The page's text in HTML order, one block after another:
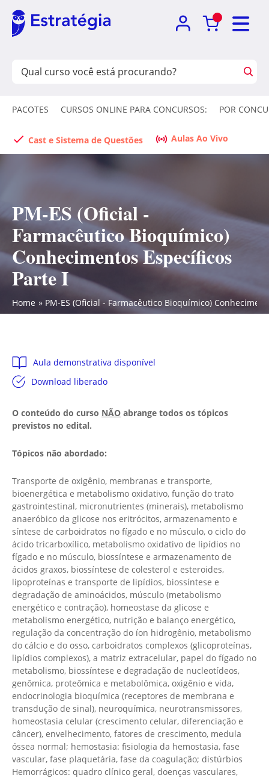
PACOTES CURSOS ONLINE PARA CONCURSOS: POR
Cast e Sistema de Questões Aulas Ao Vivo
PM-ES (Oficial -
Farmacêutico Bioquímico)
Conhecimentos Específicos
Parte I
Home PM-ES (Oficial - Farmacêutico Bioquímico)
Aula demonstrativa disponível
Download liberado
O conteúdo do curso NÃO abrange todos os tópicos
previstos no edital.
Tópicos não abordado:
Transporte de oxigênio, membranas e transporte,
bioenergética e metabolismo oxidativo, função do trato
gastrointestinal, micronutrientes (minerais), metabolismo
anaeróbico da glicose nos eritrócitos, armazenamento e
síntese de carboidratos no fígado e no músculo, o ciclo do
ácido tricarboxílico, metabolismo oxidativo de lipídios no
fígado e no músculo, biossíntese e armazenamento de
ácidos graxos, biossíntese de colesterol e esteroides,
lipoproteínas e transporte de lipídios, biossíntese e
degradação de aminoácidos, músculo (metabolismo
energético e contração), homeostase da glicose e
metabolismo energético, nutrição e balanço energético,
regulação da concentração do íon hidrogênio, metabolismo
do cálcio e do osso, carboidratos complexos (glicoproteínas,
lipídios complexos), a matriz extracelular, papel do fígado no
metabolismo, biossíntese e degradação de nucleotídeos,
genômica, proteômica e metabolômica, oxigênio e vida,
endocrinologia bioquímica (receptores de membrana e
transdução de sinal), neuroquímica, neurotransmissores,
homeostasia celular (crescimento celular, diferenciação e
câncer), envelhecimento, fatores de crescimento, medula
óssea normal; hemostasia: fisiologia da hemostasia, fase
vascular, fase plaquetária, fase da coagulação; distúrbios
Hemorrágicos: quadro clínico geral, doenças vasculares,